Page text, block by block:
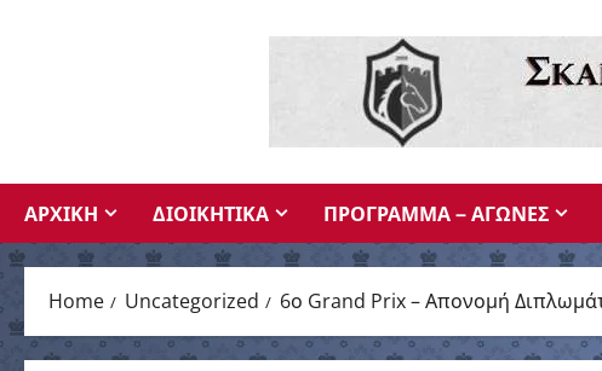
ΑΡΧΙΚΗ ΔΙΟΙΚΗΤΙΚΑ ΠΡΟΓΡΑΜΜΑ – ΑΓΩΝΕΣ
Home Uncategorized 6ο Grand Prix – Απονομή